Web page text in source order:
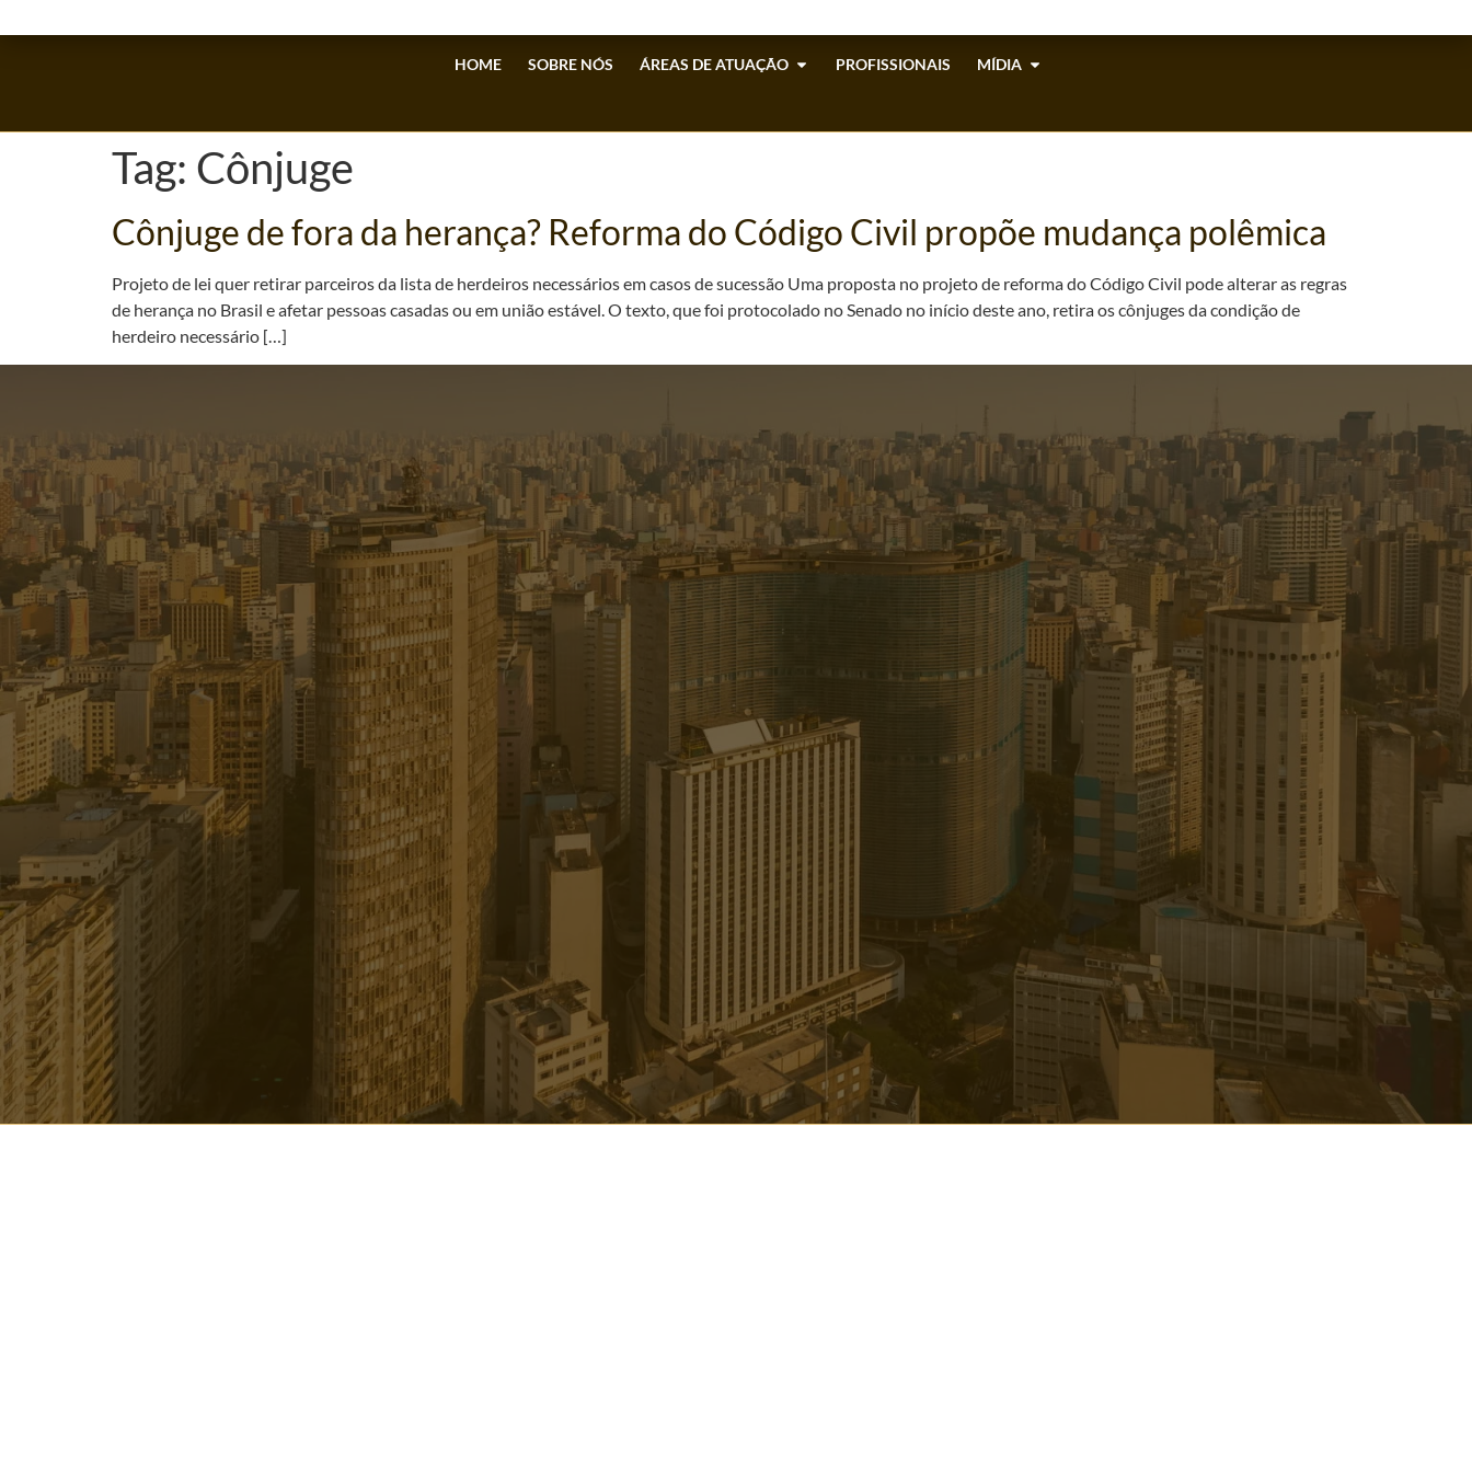
HOME SOBRE NÓS ÁREAS DE ATUAÇÃO PROFISSIONAIS MÍDIA
Tag: Cônjuge
Cônjuge de fora da herança? Reforma do Código Civil propõe mudança polêmica
Projeto de lei quer retirar parceiros da lista de herdeiros necessários em casos de sucessão Uma proposta no projeto de reforma do Código Civil pode alterar as regras
de herança no Brasil e afetar pessoas casadas ou em união estável. O texto, que foi protocolado no Senado no início deste ano, retira os cônjuges da condição de
herdeiro necessário […]